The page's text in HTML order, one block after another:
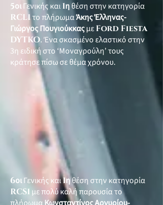
5οιΓενικής και1η θέση στην κατηγορία
RCL1το πλήρωμαΆκης Έλληνας-
Γιώργος ΠουγιούκκαςμεFord Fiesta
DYTKO. Ένα σκασμένο ελαστικό στην
3η ειδική στο ‘Μοναγρούλη’ τους
κράτησε πίσω σε θέμα χρόνου.
6οιΓενικής και1ηθέση στην κατηγορία
RCS1 με πολύ καλή παρουσία το